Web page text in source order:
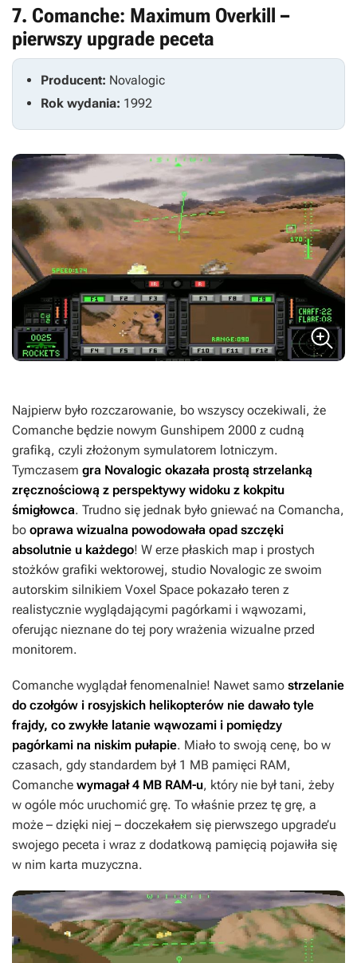
7. Comanche: Maximum Overkill –
pierwszy upgrade peceta
Producent: Novalogic
Rok wydania: 1992
Najpierw było rozczarowanie, bo wszyscy oczekiwali, że
Comanche będzie nowym Gunshipem 2000 z cudną
grafiką, czyli złożonym symulatorem lotniczym.
Tymczasem gra Novalogic okazała prostą strzelanką
zręcznościową z perspektywy widoku z kokpitu
śmigłowca. Trudno się jednak było gniewać na Comancha,
bo oprawa wizualna powodowała opad szczęki
absolutnie u każdego! W erze płaskich map i prostych
stożków grafiki wektorowej, studio Novalogic ze swoim
autorskim silnikiem Voxel Space pokazało teren z
realistycznie wyglądającymi pagórkami i wąwozami,
oferując nieznane do tej pory wrażenia wizualne przed
monitorem.
Comanche wyglądał fenomenalnie! Nawet samo strzelanie
do czołgów i rosyjskich helikopterów nie dawało tyle
frajdy, co zwykłe latanie wąwozami i pomiędzy
pagórkami na niskim pułapie. Miało to swoją cenę, bo w
czasach, gdy standardem był 1 MB pamięci RAM,
Comanche wymagał 4 MB RAM-u, który nie był tani, żeby
w ogóle móc uruchomić grę. To właśnie przez tę grę, a
może – dzięki niej – doczekałem się pierwszego upgrade’u
swojego peceta i wraz z dodatkową pamięcią pojawiła się
w nim karta muzyczna.